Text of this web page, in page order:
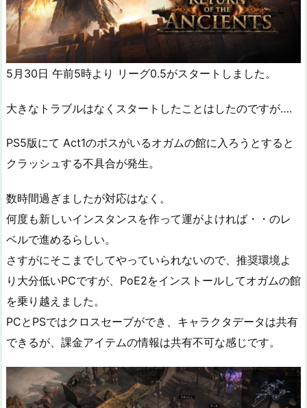
5月30日 午前5時より リーグ0.5がスタートしました。
大きなトラブルはなくスタートしたことはしたのですが….
PS5版にて Act1のボスがいるオガムの館に入ろうとすると
クラッシュする不具合が発生。
数時間過ぎましたが対応はなく。
何度も新しいインスタンスを作って運がよければ・・のレ
ベルで進めるらしい。
さすがにそこまでしてやっていられないので、推奨環境よ
り大分低いPCですが、PoE2をインストールしてオガムの館
を乗り越えました。
PCとPSではクロスセーブができ、キャラクタデータは共有
できるが、課金アイテムの情報は共有不可な感じです。